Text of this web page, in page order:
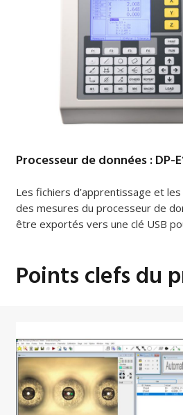
Processeur de données : DP-
Les fichiers d’apprentissage et
des mesures du processeur de
être exportés vers une clé USB
Points clefs du